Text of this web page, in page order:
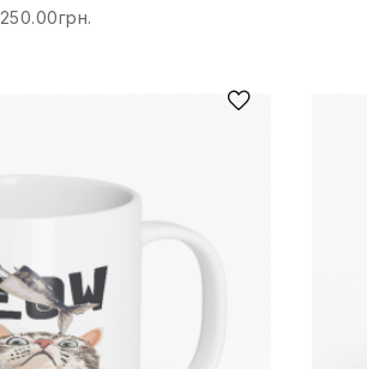
250.00грн.